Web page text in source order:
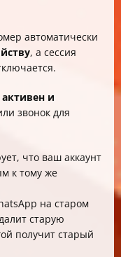
автоматически
, а сессия
и
звонок для
что ваш аккаунт
к тому же
на старом
старую
получит старый